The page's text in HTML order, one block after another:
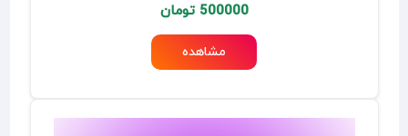
500000 تومان
مشاهده